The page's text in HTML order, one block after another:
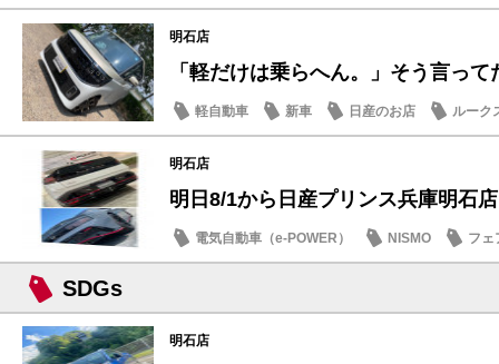
明石店
「軽だけは乗らへん。」そう言っ
軽自動車 新車 日産のお店 ルーク
明石店
明日8/1から日産プリンス兵庫明石
電気自動車（e-POWER） NISMO フェ
SDGs
明石店